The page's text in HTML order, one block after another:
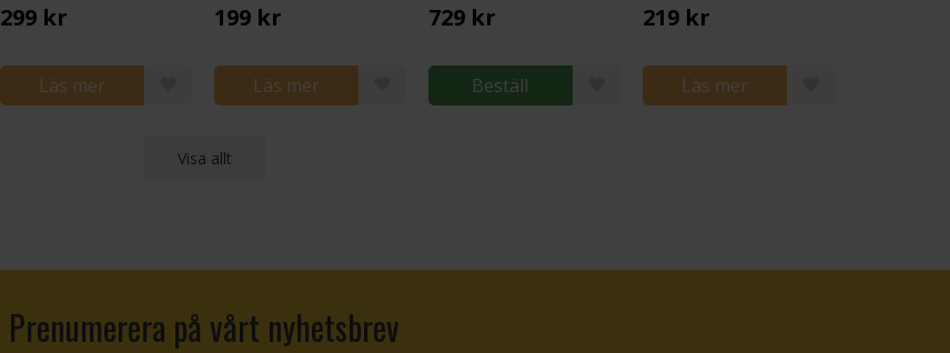
299 kr
Läs mer
199 kr
Läs mer
729 kr
Beställ
219 kr
Läs mer
Visa allt
Prenumerera på vårt nyhetsbrev